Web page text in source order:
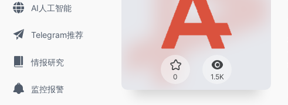
AI人工智能
Telegram推荐
情报研究
监控报警
0 1.5K